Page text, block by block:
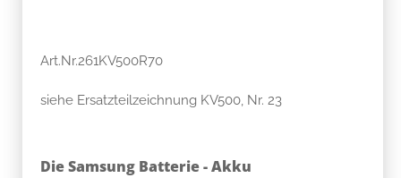
Art.Nr.261KV500R70
siehe Ersatzteilzeichnung KV500, Nr. 23
Die Samsung Batterie - Akku